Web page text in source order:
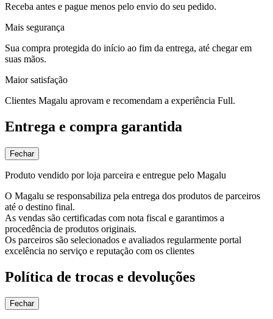
Receba antes e pague menos pelo envio do seu pedido.
Mais segurança
Sua compra protegida do início ao fim da entrega, até chegar em
suas mãos.
Maior satisfação
Clientes Magalu aprovam e recomendam a experiência Full.
Entrega e compra garantida
Fechar
Produto vendido por loja parceira e entregue pelo Magalu
O Magalu se responsabiliza pela entrega dos produtos de parceiros
até o destino final.
As vendas são certificadas com nota fiscal e garantimos a
procedência de produtos originais.
Os parceiros são selecionados e avaliados regularmente portal
excelência no serviço e reputação com os clientes
Política de trocas e devoluções
Fechar